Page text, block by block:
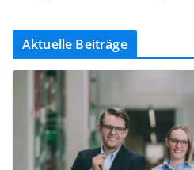
Aktuelle Beiträge